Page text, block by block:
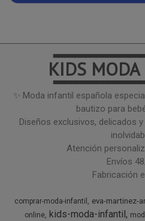
KIDS
✨ Moda infantil española
bautizo para
Diseños exclusivos, delicados
Atención
Envíos
Fabricación
comprar-moda-infantil eva-martinez-
online kids-moda-infantil